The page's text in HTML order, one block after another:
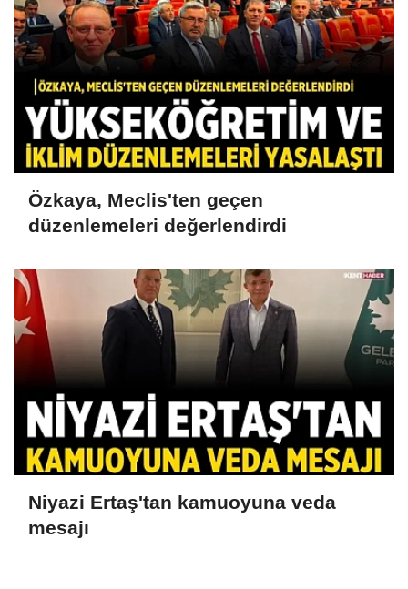
Özkaya, Meclis'ten geçen
düzenlemeleri değerlendirdi
Niyazi Ertaş'tan kamuoyuna veda
mesajı